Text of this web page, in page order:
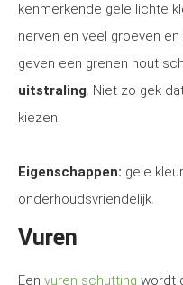
kenmerkende gele lichte
nerven en veel groeven
geven een grenen hout
uitstraling. Niet zo gek
kiezen.
Eigenschappen: gele
onderhoudsvriendelijk.
Vuren
Een vuren schutting wordt